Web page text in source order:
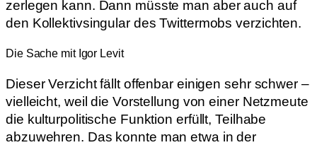
zerlegen kann. Dann müsste man aber auch auf
den Kollektivsingular des Twittermobs verzichten.
Die Sache mit Igor Levit
Dieser Verzicht fällt offenbar einigen sehr schwer –
vielleicht, weil die Vorstellung von einer Netzmeute
die kulturpolitische Funktion erfüllt, Teilhabe
abzuwehren. Das konnte man etwa in der